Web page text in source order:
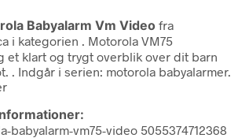
Babyalarm Vm Video fra
i kategorien . Motorola VM75
et klart og trygt overblik over dit barn
. Indgår i serien: motorola babyalarmer.
babyalarm-vm75-video 5055374712368